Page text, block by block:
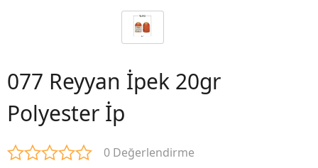
077 Reyyan İpek 20gr
Polyester İp
0 Değerlendirme